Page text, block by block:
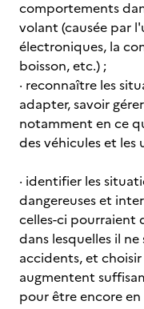
comportements
volant (causée par
électroniques, la
boisson, etc.) ;
· reconnaître les
adapter, savoir
notamment en ce
des véhicules et les
· identifier les
dangereuses et
celles-ci pourraient
dans lesquelles il
accidents, et
augmentent
pour être encore